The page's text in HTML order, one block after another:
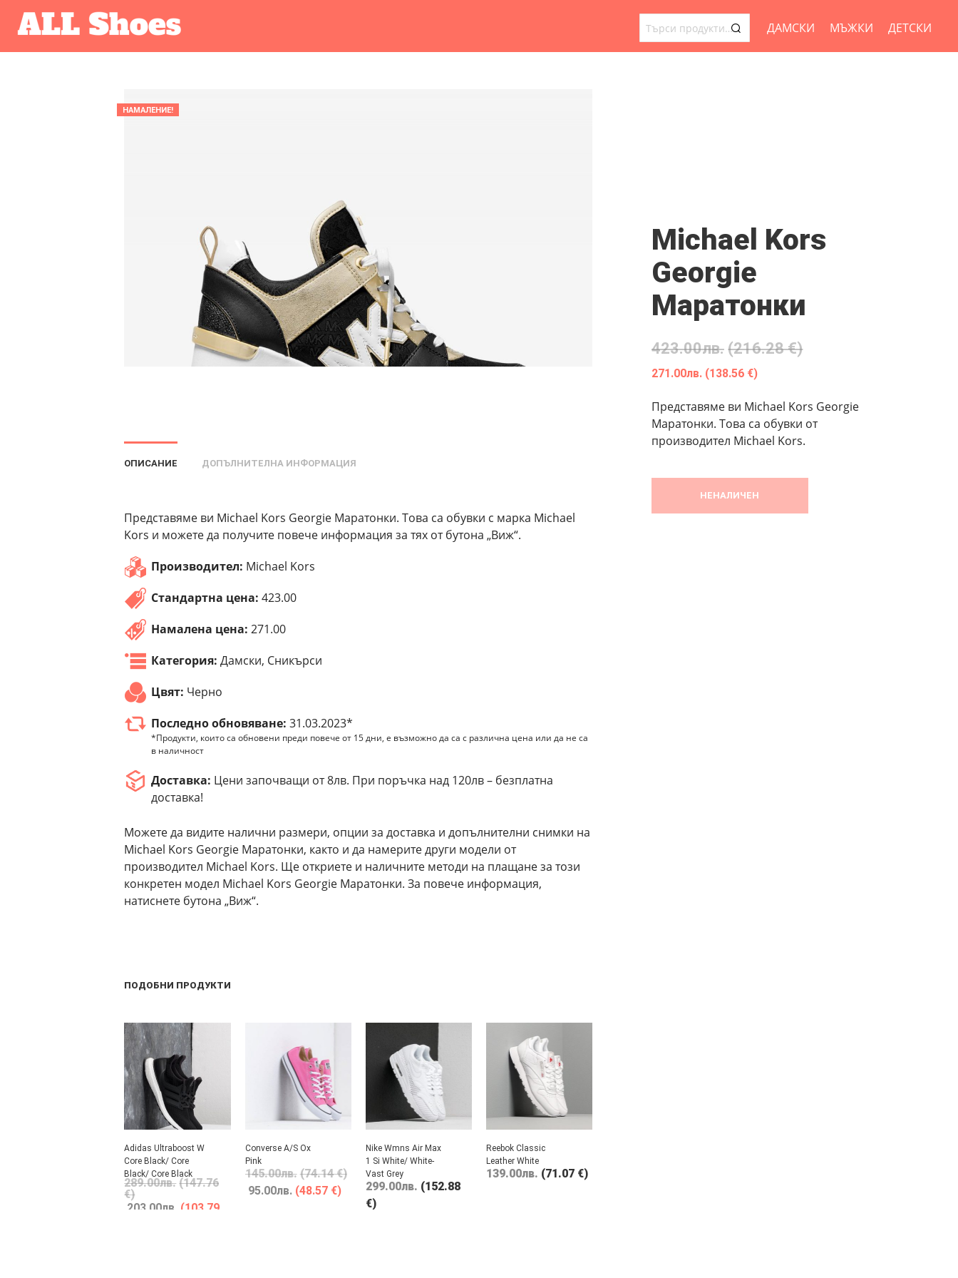
ТЪРСЕНЕ
ДАМСКИ МЪЖКИ ДЕТСКИ
НАМАЛЕНИЕ!
Michael Kors
Georgie
Маратонки
423.00лв. (216.28 €)
271.00лв. (138.56 €)
Представяме ви Michael Kors Georgie
Маратонки. Това са обувки от
производител Michael Kors.
НЕНАЛИЧЕН
ОПИСАНИЕ ДОПЪЛНИТЕЛНА ИНФОРМАЦИЯ
Представяме ви Michael Kors Georgie Маратонки. Това са обувки с марка Michael
Kors и можете да получите повече информация за тях от бутона „Виж“.
Производител: Michael Kors
Стандартна цена: 423.00
Намалена цена: 271.00
Категория: Дамски, Сникърси
Цвят: Черно
Последно обновяване: 31.03.2023*
*Продукти, които са обновени преди повече от 15 дни, е възможно да са с различна цена или да не са
в наличност
Доставка: Цени започващи от 8лв. При поръчка над 120лв – безплатна
доставка!
Можете да видите налични размери, опции за доставка и допълнителни снимки на
Michael Kors Georgie Маратонки, както и да намерите други модели от
производител Michael Kors. Ще откриете и наличните методи на плащане за този
конкретен модел Michael Kors Georgie Маратонки. За повече информация,
натиснете бутона „Виж“.
ПОДОБНИ ПРОДУКТИ
Adidas Ultraboost W
Core Black/ Core
Black/ Core Black
289.00лв. (147.76
€)
203.00лв. (103.79
Converse A/S Ox
Pink
145.00лв. (74.14 €)
95.00лв. (48.57 €)
Nike Wmns Air Max
1 Si White/ White-
Vast Grey
299.00лв. (152.88
€)
Reebok Classic
Leather White
139.00лв. (71.07 €)